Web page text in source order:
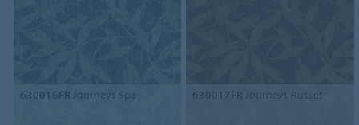
630016FR Journeys Spa 630017FR Journeys Russet